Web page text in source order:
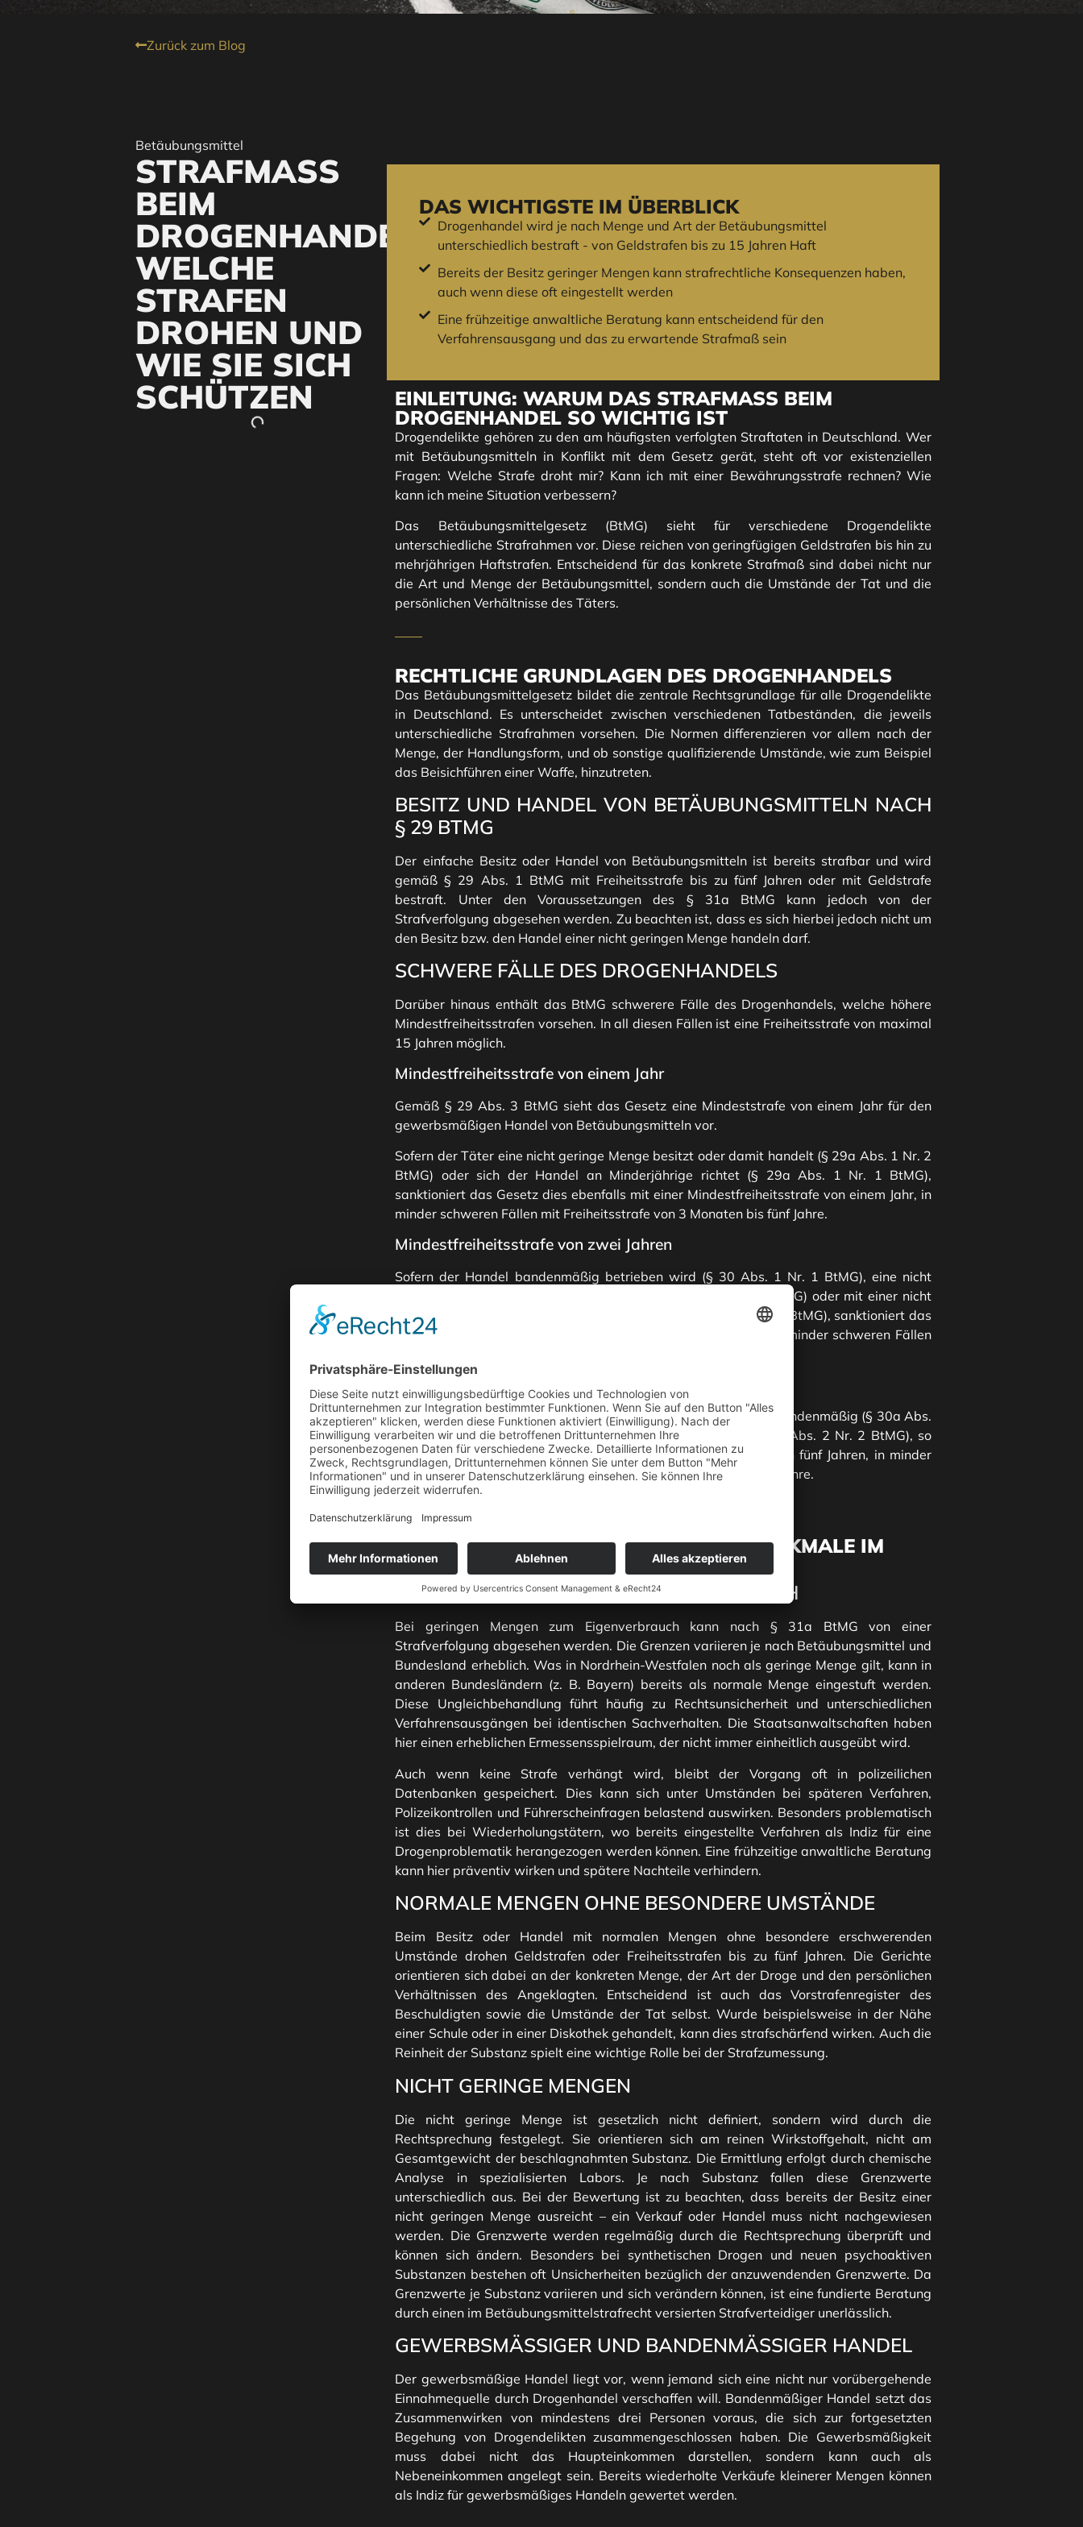
Zurück zum Blog
Betäubungsmittel
STRAFMASS B
EIM D
ROGENHANDEL: W
ELCHE S
TRAFEN D
ROHEN UND W
IE SIE SICH S
CHÜTZEN
DAS WICHTIGSTE IM ÜBERBLICK
Drogenhandel wird je nach Menge und Art der Betäubungsmittel
unterschiedlich bestraft - von Geldstrafen bis zu 15 Jahren Haft
Bereits der Besitz geringer Mengen kann strafrechtliche Konsequenzen haben,
auch wenn diese oft eingestellt werden
Eine frühzeitige anwaltliche Beratung kann entscheidend für den
Verfahrensausgang und das zu erwartende Strafmaß sein
EINLEITUNG: WARUM DAS STRAFMASS BEIM D
ROGENHANDEL SO WICHTIG IST
Drogendelikte gehören zu den am häufigsten verfolgten Straftaten in Deutschland. Wer
mit Betäubungsmitteln in Konflikt mit dem Gesetz gerät, steht oft vor existenziellen
Fragen: Welche Strafe droht mir? Kann ich mit einer Bewährungsstrafe rechnen? Wie
kann ich meine Situation verbessern?
Das Betäubungsmittelgesetz (BtMG) sieht für verschiedene Drogendelikte
unterschiedliche Strafrahmen vor. Diese reichen von geringfügigen Geldstrafen bis hin zu
mehrjährigen Haftstrafen. Entscheidend für das konkrete Strafmaß sind dabei nicht nur
die Art und Menge der Betäubungsmittel, sondern auch die Umstände der Tat und die
persönlichen Verhältnisse des Täters.
RECHTLICHE GRUNDLAGEN DES DROGENHANDELS
Das Betäubungsmittelgesetz bildet die zentrale Rechtsgrundlage für alle Drogendelikte
in Deutschland. Es unterscheidet zwischen verschiedenen Tatbeständen, die jeweils
unterschiedliche Strafrahmen vorsehen. Die Normen differenzieren vor allem nach der
Menge, der Handlungsform, und ob sonstige qualifizierende Umstände, wie zum Beispiel
das Beisichführen einer Waffe, hinzutreten.
BESITZ UND HANDEL VON BETÄUBUNGSMITTELN NACH
§ 29 BTMG
Der einfache Besitz oder Handel von Betäubungsmitteln ist bereits strafbar und wird
gemäß § 29 Abs. 1 BtMG mit Freiheitsstrafe bis zu fünf Jahren oder mit Geldstrafe
bestraft. Unter den Voraussetzungen des § 31a BtMG kann jedoch von der
Strafverfolgung abgesehen werden. Zu beachten ist, dass es sich hierbei jedoch nicht um
den Besitz bzw. den Handel einer nicht geringen Menge handeln darf.
SCHWERE FÄLLE DES DROGENHANDELS
Darüber hinaus enthält das BtMG schwerere Fälle des Drogenhandels, welche höhere
Mindestfreiheitsstrafen vorsehen. In all diesen Fällen ist eine Freiheitsstrafe von maximal
15 Jahren möglich.
Mindestfreiheitsstrafe von einem Jahr
Gemäß § 29 Abs. 3 BtMG sieht das Gesetz eine Mindeststrafe von einem Jahr für den
gewerbsmäßigen Handel von Betäubungsmitteln vor.
Sofern der Täter eine nicht geringe Menge besitzt oder damit handelt (§ 29a Abs. 1 Nr. 2
BtMG) oder sich der Handel an Minderjährige richtet (§ 29a Abs. 1 Nr. 1 BtMG),
sanktioniert das Gesetz dies ebenfalls mit einer Mindestfreiheitsstrafe von einem Jahr, in
minder schweren Fällen mit Freiheitsstrafe von 3 Monaten bis fünf Jahre.
Mindestfreiheitsstrafe von zwei Jahren
Sofern der Handel bandenmäßig betrieben wird (§ 30 Abs. 1 Nr. 1 BtMG), eine nicht
geringe Menge unerlaubt eingeführt wird (§ 30 Abs. 1 Nr. 4 BtMG) oder mit einer nicht
geringen Menge gewerbsmäßig Handel treibt (§ 30 Abs. 1 Nr. 2 BtMG), sanktioniert das
Gesetz dies mit einer Mindestfreiheitsstrafe von zwei Jahren, in minder schweren Fällen
Mindestfreiheitsstrafe von fünf Jahren
Erfolgt die Einfuhr bzw. der Handel einer nicht geringen Menge bandenmäßig (§ 30a Abs.
1 BtMG) oder mit Schusswaffen oder sonstigen Waffen (§ 30a Abs. 2 Nr. 2 BtMG), so
sanktioniert das Gesetz dies mit einer Mindestfreiheitsstrafe von fünf Jahren, in minder
schweren Fällen mit Freiheitsstrafe von sechs Monaten bis zehn Jahre.
DIE VERSCHIEDENEN TATBESTANDSMERKMALE IM
DETAIL
GERINGE MENGEN UND EIGENVERBRAUCH
Bei geringen Mengen zum Eigenverbrauch kann nach § 31a BtMG von einer
Strafverfolgung abgesehen werden. Die Grenzen variieren je nach Betäubungsmittel und
Bundesland erheblich. Was in Nordrhein-Westfalen noch als geringe Menge gilt, kann in
anderen Bundesländern (z. B. Bayern) bereits als normale Menge eingestuft werden.
Diese Ungleichbehandlung führt häufig zu Rechtsunsicherheit und unterschiedlichen
Verfahrensausgängen bei identischen Sachverhalten. Die Staatsanwaltschaften haben
hier einen erheblichen Ermessensspielraum, der nicht immer einheitlich ausgeübt wird.
Auch wenn keine Strafe verhängt wird, bleibt der Vorgang oft in polizeilichen
Datenbanken gespeichert. Dies kann sich unter Umständen bei späteren Verfahren,
Polizeikontrollen und Führerscheinfragen belastend auswirken. Besonders problematisch
ist dies bei Wiederholungstätern, wo bereits eingestellte Verfahren als Indiz für eine
Drogenproblematik herangezogen werden können. Eine frühzeitige anwaltliche Beratung
kann hier präventiv wirken und spätere Nachteile verhindern.
NORMALE MENGEN OHNE BESONDERE UMSTÄNDE
Beim Besitz oder Handel mit normalen Mengen ohne besondere erschwerenden
Umstände drohen Geldstrafen oder Freiheitsstrafen bis zu fünf Jahren. Die Gerichte
orientieren sich dabei an der konkreten Menge, der Art der Droge und den persönlichen
Verhältnissen des Angeklagten. Entscheidend ist auch das Vorstrafenregister des
Beschuldigten sowie die Umstände der Tat selbst. Wurde beispielsweise in der Nähe
einer Schule oder in einer Diskothek gehandelt, kann dies strafschärfend wirken. Auch die
Reinheit der Substanz spielt eine wichtige Rolle bei der Strafzumessung.
NICHT GERINGE MENGEN
Die nicht geringe Menge ist gesetzlich nicht definiert, sondern wird durch die
Rechtsprechung festgelegt. Sie orientieren sich am reinen Wirkstoffgehalt, nicht am
Gesamtgewicht der beschlagnahmten Substanz. Die Ermittlung erfolgt durch chemische
Analyse in spezialisierten Labors. Je nach Substanz fallen diese Grenzwerte
unterschiedlich aus. Bei der Bewertung ist zu beachten, dass bereits der Besitz einer
nicht geringen Menge ausreicht – ein Verkauf oder Handel muss nicht nachgewiesen
werden. Die Grenzwerte werden regelmäßig durch die Rechtsprechung überprüft und
können sich ändern. Besonders bei synthetischen Drogen und neuen psychoaktiven
Substanzen bestehen oft Unsicherheiten bezüglich der anzuwendenden Grenzwerte. Da
Grenzwerte je Substanz variieren und sich verändern können, ist eine fundierte Beratung
durch einen im Betäubungsmittelstrafrecht versierten Strafverteidiger unerlässlich.
GEWERBSMÄSSIGER UND BANDENMÄSSIGER HANDEL
Der gewerbsmäßige Handel liegt vor, wenn jemand sich eine nicht nur vorübergehende
Einnahmequelle durch Drogenhandel verschaffen will. Bandenmäßiger Handel setzt das
Zusammenwirken von mindestens drei Personen voraus, die sich zur fortgesetzten
Begehung von Drogendelikten zusammengeschlossen haben. Die Gewerbsmäßigkeit
muss dabei nicht das Haupteinkommen darstellen, sondern kann auch als
Nebeneinkommen angelegt sein. Bereits wiederholte Verkäufe kleinerer Mengen können
als Indiz für gewerbsmäßiges Handeln gewertet werden.